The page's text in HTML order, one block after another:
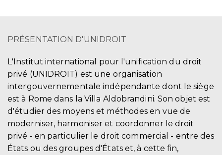
PRÉSENTATION D'UNIDROIT
L'Institut international pour l'unification du droit
privé (UNIDROIT) est une organisation
intergouvernementale indépendante dont le siège
est à Rome dans la Villa Aldobrandini. Son objet est
d'étudier des moyens et méthodes en vue de
moderniser, harmoniser et coordonner le droit
privé - en particulier le droit commercial - entre des
États ou des groupes d'États et, à cette fin,